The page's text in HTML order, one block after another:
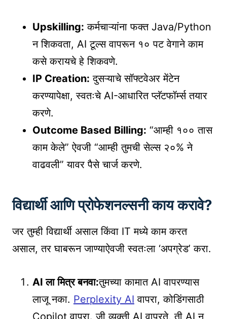
Upskilling: कर्मचाऱ्यांना फक्त Java/Python
न शिकवता, AI टूल्स वापरून १० पट वेगाने काम
कसे करायचे हे शिकवणे.
IP Creation: दुसऱ्याचे सॉफ्टवेअर मेंटेन
करण्यापेक्षा, स्वतःचे AI-आधारित प्लॅटफॉर्म्स तयार
करणे.
Outcome Based Billing: “आम्ही १०० तास
काम केले” ऐवजी “आम्ही तुमची सेल्स २०% ने
वाढवली” यावर पैसे चार्ज करणे.
विद्यार्थी आणि प्रोफेशनल्सनी काय करावे?
जर तुम्ही विद्यार्थी असाल किंवा IT मध्ये काम करत
असाल, तर घाबरून जाण्याऐवजी स्वतःला ‘अपग्रेड’ करा.
AI ला मित्र बनवा:तुमच्या कामात AI वापरण्यास
लाजू नका. Perplexity AI वापरा, कोडिंगसाठी
Copilot वापरा. जी व्यक्ती AI वापरते, ती AI न